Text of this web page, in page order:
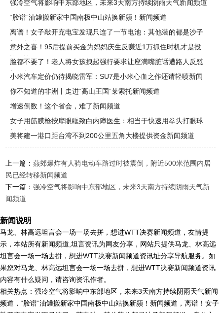
强冷空气将影响中东部地区，未来3天南方持续阴雨天气新闻频道
“脸谱”油罐搬新家中国南极中山站换新颜！新闻频道
离谱！女子敲开充电宝发现只连了一节电池：其他装的都是沙子
新闻频道
意外之喜！95后提前买金为妈妈庆生反赚近1万抓住时机才是投
资秘诀
脸都不要了！老人将女孩拽起强行要求让座满嘴脏话遭路人反怼
新闻频
小米汽车定价仍待揭晓雷军：SU7是小米心血之作还请轻喷新闻
频道
你不知道的非洲丨走进“高山王国”莱索托新闻频道
增速倒数！这个省会，难了新闻频道
女子用筋膜枪按摩眼眶致白内障医生：相当于快速用拳头打眼球
新闻频
美将建一港口距台湾不到200公里五角大楼提供资金新闻频道
上一篇：燕郊爆炸有人骑电动车路过时被震倒，附近500米范围内居
民已经转移新闻频道
下一篇：强冷空气将影响中东部地区，未来3天南方持续阴雨天气新
闻频道
新闻说明
马龙、林高远坦言会一场一场去拼，想进WTT决赛新闻频道，友情提
示，本站所有新闻频道,坦言资讯为网友分享，网站只提供马龙、林高远
坦言会一场一场去拼，想进WTT决赛新闻频道资讯址分享导航服务。如
果您对马龙、林高远坦言会一场一场去拼，想进WTT决赛新闻频道资讯
内容有什么疑问，请咨询资讯作者。
相关热点：强冷空气将影响中东部地区，未来3天南方持续阴雨天气新闻
频道，“脸谱”油罐搬新家中国南极中山站换新颜！新闻频道，离谱！女子